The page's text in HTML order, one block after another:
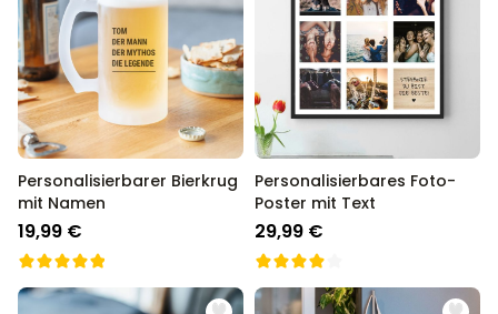
Personalisierbarer Bierkrug
mit Namen
19,99 €
Personalisierbares Foto-
Poster mit Text
29,99 €